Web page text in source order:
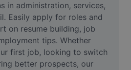
in administration, services,
Easily apply for roles and
on resume building, job
tips. Whether
first job, looking to switch
better prospects, our